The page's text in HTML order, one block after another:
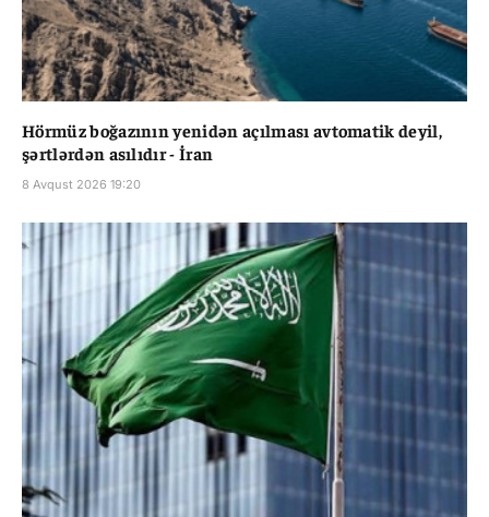
Hörmüz boğazının yenidən açılması avtomatik deyil,
şərtlərdən asılıdır - İran
8 Avqust 2026 19:20